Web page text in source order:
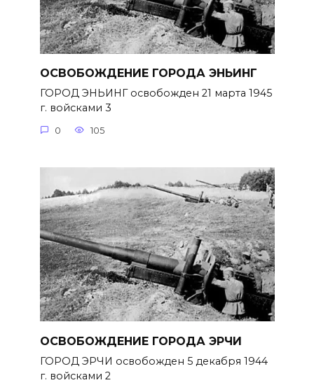
ОСВОБОЖДЕНИЕ ГОРОДА ЭНЬИНГ
ГОРОД ЭНЬИНГ освобожден 21 марта 1945
г. войсками 3
0 105
ОСВОБОЖДЕНИЕ ГОРОДА ЭРЧИ
ГОРОД ЭРЧИ освобожден 5 декабря 1944
г. войсками 2